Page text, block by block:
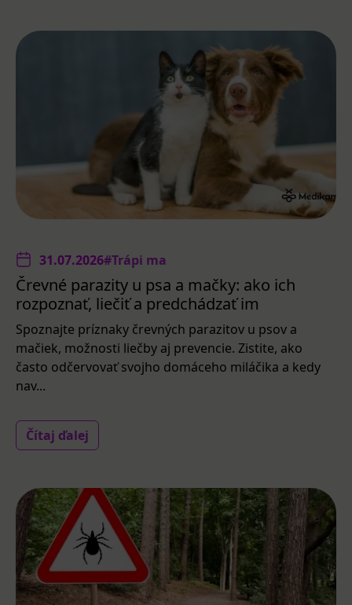
31.07.2026#Trápi ma
Črevné parazity u psa a mačky: ako ich
rozpoznať, liečiť a predchádzať im
Spoznajte príznaky črevných parazitov u psov a
mačiek, možnosti liečby aj prevencie. Zistite, ako
často odčervovať svojho domáceho miláčika a kedy
nav...
Čítaj ďalej